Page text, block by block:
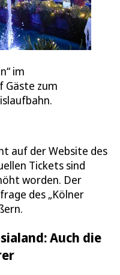
im
Gäste zum
auf der Website des
Tickets sind
worden. Der
des „Kölner
Auch die